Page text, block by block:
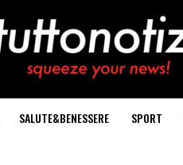
SALUTE&BENESSERE SPORT